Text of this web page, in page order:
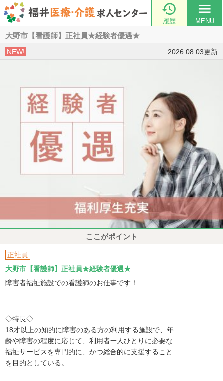

履歴
menu
MENU
大野市【看護師】正社員★経験者優遇★
NEW! 2026.08.03更新
ここがポイント
正社員
大野市【看護師】正社員★経験者優遇★
障害者福祉施設での看護師のお仕事です！
◇特長◇
18才以上の知的に障害のある方の利用する施設で、年
齢や障害の程度に応じて、利用者一人ひとりに必要な
福祉サービスを専門的に、かつ総合的に支援すること
を目的としている。